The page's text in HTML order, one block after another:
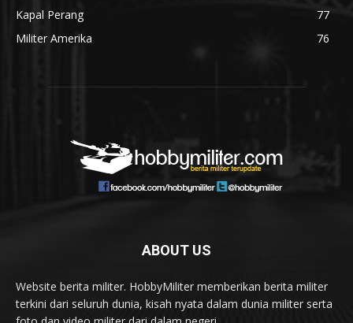
Kapal Perang
77
Militer Amerika
76
ABOUT US
Website berita militer. HobbyMiliter memberikan berita militer
terkini dari seluruh dunia, kisah nyata dalam dunia militer serta